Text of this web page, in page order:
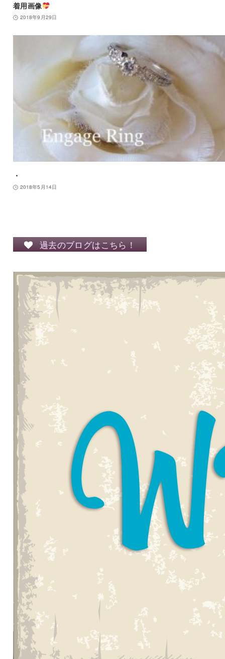
着用画像
2018年9月29日
・
2018年5月14日
過去のブログはこちら！